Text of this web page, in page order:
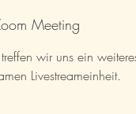
Meeting
wir uns ein
Livestreameinheit.